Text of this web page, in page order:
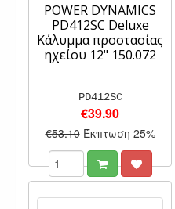
POWER DYNAMICS
PD412SC Deluxe
Κάλυμμα προστασίας
ηχείου 12" 150.072
PD412SC
€39.90
€53.10 Έκπτωση 25%